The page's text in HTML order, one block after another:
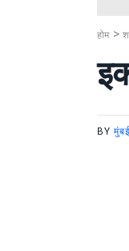
होम
BY